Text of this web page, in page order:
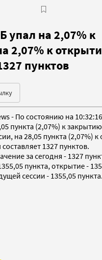
упал на 2,07% к
2,07% к
пунктов
- По состоянию на
пункта (2,07%) к закрытию
на 28,05 пункта (2,07%)
1327 пунктов.
за сегодня - 1327
пункта, открытие -
сессии - 1355,05 пункта.